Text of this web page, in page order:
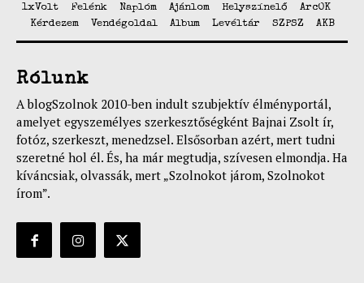
1xVolt Felénk Naplóm Ajánlom Helyszínelő
ArcOK
Kérdezem
Vendégoldal Album Levéltár SZPSZ AKB
Rólunk
A blogSzolnok 2010-ben indult szubjektív élményportál,
amelyet egyszemélyes szerkesztőségként Bajnai Zsolt ír,
fotóz, szerkeszt, menedzsel. Elsősorban azért, mert tudni
szeretné hol él. És, ha már megtudja, szívesen elmondja. Ha
kíváncsiak, olvassák, mert „Szolnokot járom, Szolnokot
írom”.